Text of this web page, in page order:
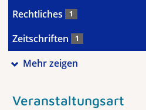
Rechtliches 1
Zeitschriften 1
Mehr zeigen
Veranstaltungsart